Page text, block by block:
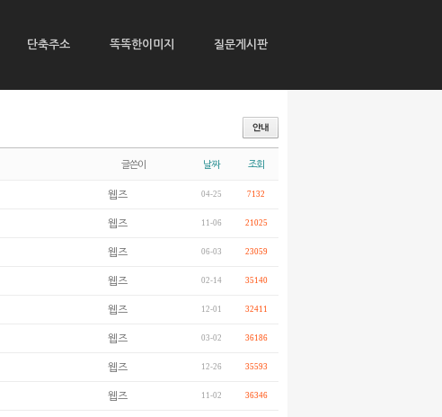
단축주소 똑똑한이미지 질문게시판
글쓴이 날짜 조회
웹즈 04-25 7132
웹즈 11-06 21025
웹즈 06-03 23059
웹즈 02-14 35140
웹즈 12-01 32411
웹즈 03-02 36186
웹즈 12-26 35593
웹즈 11-02 36346